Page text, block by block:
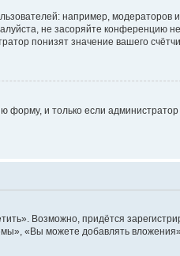
например, модераторов и
не засоряйте конференцию
понизят значение вашего
форму, и только если
Возможно, придётся
«Вы можете добавлять вложения»